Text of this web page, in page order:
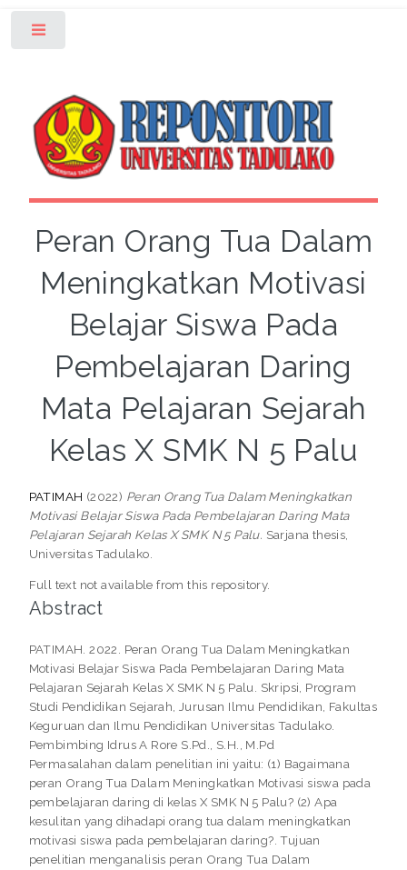
Peran Orang Tua Dalam
Meningkatkan Motivasi
Belajar Siswa Pada
Pembelajaran Daring
Mata Pelajaran Sejarah
Kelas X SMK N 5 Palu
PATIMAH (2022) Peran Orang Tua Dalam Meningkatkan
Motivasi Belajar Siswa Pada Pembelajaran Daring Mata
Pelajaran Sejarah Kelas X SMK N 5 Palu. Sarjana thesis,
Universitas Tadulako.
Full text not available from this repository.
Abstract
PATIMAH. 2022. Peran Orang Tua Dalam Meningkatkan
Motivasi Belajar Siswa Pada Pembelajaran Daring Mata
Pelajaran Sejarah Kelas X SMK N 5 Palu. Skripsi, Program
Studi Pendidikan Sejarah, Jurusan Ilmu Pendidikan, Fakultas
Keguruan dan Ilmu Pendidikan Universitas Tadulako.
Pembimbing Idrus A Rore S.Pd., S.H., M.Pd
Permasalahan dalam penelitian ini yaitu: (1) Bagaimana
peran Orang Tua Dalam Meningkatkan Motivasi siswa pada
pembelajaran daring di kelas X SMK N 5 Palu? (2) Apa
kesulitan yang dihadapi orang tua dalam meningkatkan
motivasi siswa pada pembelajaran daring?. Tujuan
penelitian menganalisis peran Orang Tua Dalam